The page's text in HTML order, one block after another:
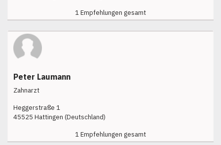
1 Empfehlungen gesamt
Peter Laumann
Zahnarzt
Heggerstraße 1
45525 Hattingen (Deutschland)
1 Empfehlungen gesamt